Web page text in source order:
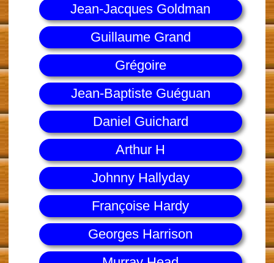
Jean-Jacques Goldman
Guillaume Grand
Grégoire
Jean-Baptiste Guéguan
Daniel Guichard
Arthur H
Johnny Hallyday
Françoise Hardy
Georges Harrison